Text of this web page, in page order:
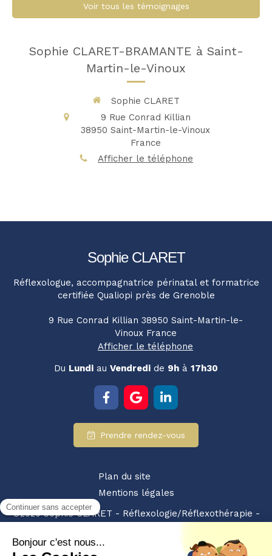
Voir tous les témoignages
Sophie CLARET-BRAMANTE à Saint-
Martin-le-Vinoux
Sophie CLARET
9 Rue Conrad Killian
38950 Saint-Martin-le-Vinoux
France
Afficher le téléphone
Sophie CLARET
Réflexologue, accompagnatrice périnatal et formatrice
certifiée Qualiopi près de Grenoble
9 Rue Conrad Killian 38950 Saint-Martin-le-
Vinoux France
Afficher le téléphone
Du Lundi au Vendredi de 9h à 17h30
Prendre rendez-vous
Plan du site
Mentions légales
©2020 Sophie CLARET - Réflexologie/Réflexothérapie -
Partenariat retrouvez-nous également sur :
les pros